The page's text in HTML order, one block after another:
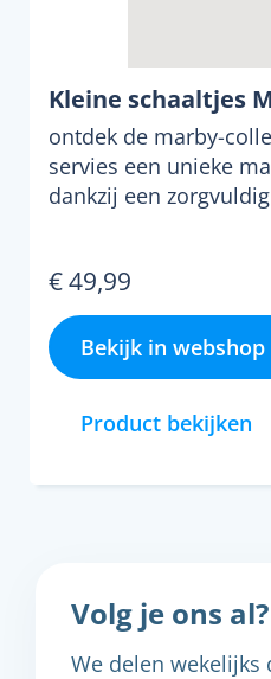
Kleine schaaltjes
ontdek de marby-
servies een unieke
dankzij een
€ 49,99
Bekijk in webshop
Product bekijken
Volg je ons al?
We delen wekelijks